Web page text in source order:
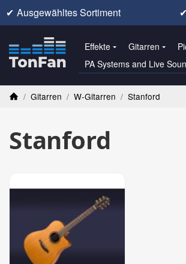
✔ Ausgewähltes Sortiment ✔
Effekte Gitarren
PA Systems and Live
/ Gitarren / W-Gitarren / Stanford
Stanford